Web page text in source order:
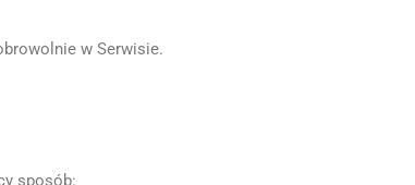
w Serwisie.
sposób: